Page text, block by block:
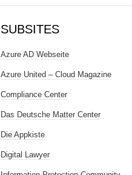
SUBSITES
Azure AD Webseite
Azure United – Cloud Magazine
Compliance Center
Das Deutsche Matter Center
Die Appkiste
Digital Lawyer